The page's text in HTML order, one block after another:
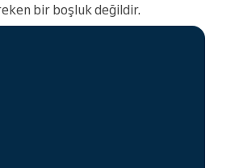
bir boşluk değildir.